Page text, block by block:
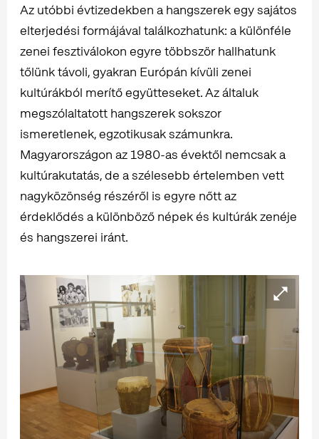
Az utóbbi évtizedekben a hangszerek egy sajátos
elterjedési formájával találkozhatunk: a különféle
zenei fesztiválokon egyre többször hallhatunk
tőlünk távoli, gyakran Európán kívüli zenei
kultúrákból merítő együtteseket. Az általuk
megszólaltatott hangszerek sokszor
ismeretlenek, egzotikusak számunkra.
Magyarországon az 1980-as évektől nemcsak a
kultúrakutatás, de a szélesebb értelemben vett
nagyközönség részéről is egyre nőtt az
érdeklődés a különböző népek és kultúrák zenéje
és hangszerei iránt.